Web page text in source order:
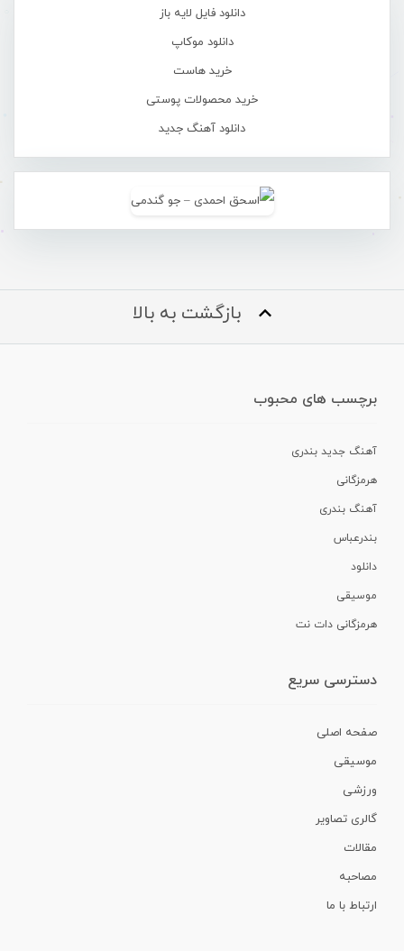
دانلود فایل لایه باز
دانلود موکاپ
خرید هاست
خرید محصولات پوستی
دانلود آهنگ جدید
بازگشت به بالا
برچسب های محبوب
آهنگ جدید بندری
هرمزگانی
آهنگ بندری
بندرعباس
دانلود
موسیقی
هرمزگانی دات نت
دسترسی سریع
صفحه اصلی
موسیقی
ورزشی
گالری تصاویر
مقالات
مصاحبه
ارتباط با ما